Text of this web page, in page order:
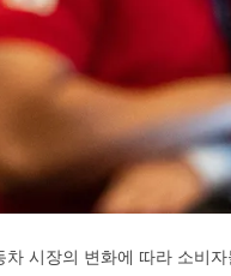
시장의 변화에 따라 소비